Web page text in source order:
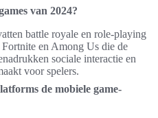
van 2024?
battle royale en role-playing
Fortnite en Among Us die de
sociale interactie en
voor spelers.
de mobiele game-